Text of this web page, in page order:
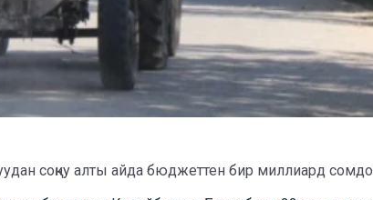
соңку алты айда бюджеттен бир миллиард